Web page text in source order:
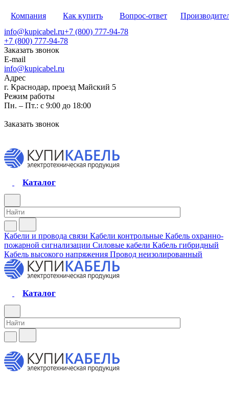
Компания Как купить Вопрос-ответ
info@kupicabel.ru+7 (800) 777-94-78
+7 (800) 777-94-78
Заказать звонок
E-mail
info@kupicabel.ru
Адрес
г. Краснодар, проезд Майский 5
Режим работы
Пн. – Пт.: с 9:00 до 18:00
Заказать звонок
Каталог
Кабели и провода связи Кабели контрольные Кабель охранно-
пожарной сигнализации Силовые кабели Кабель гибридный
Кабель высокого напряжения Провод неизолированный
Каталог